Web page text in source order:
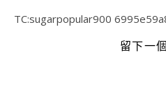
TC:sugarpopular900
留下一